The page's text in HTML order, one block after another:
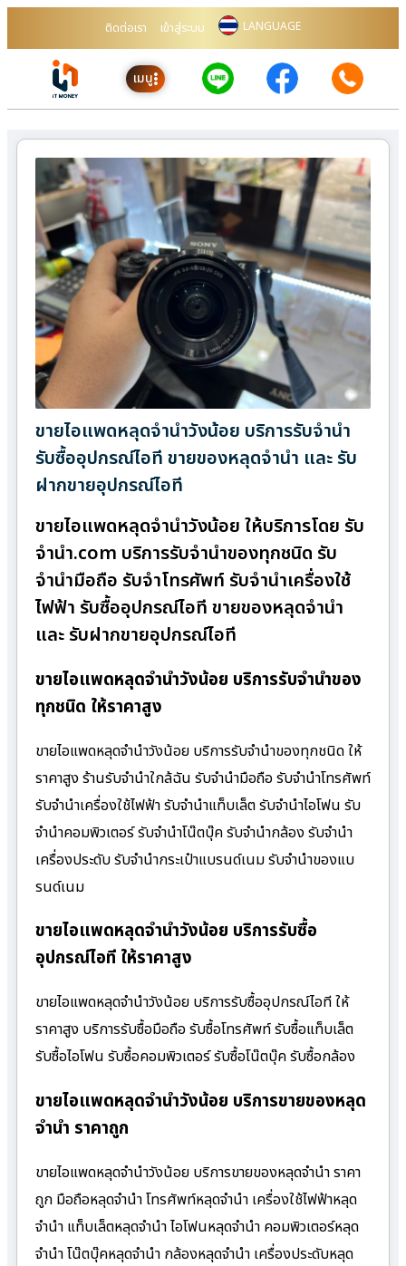
ติดต่อเรา เข้าสู่ระบบ LANGUAGE
เมนู
ขายไอแพดหลุดจำนำวังน้อย บริการรับจำนำ
รับซื้ออุปกรณ์ไอที ขายของหลุดจำนำ และ รับ
ฝากขายอุปกรณ์ไอที
ขายไอแพดหลุดจำนำวังน้อย ให้บริการโดย รับ
จํานํา.com บริการรับจำนำของทุกชนิด รับ
จำนำมือถือ รับจำโทรศัพท์ รับจำนำเครื่องใช้
ไฟฟ้า รับซื้ออุปกรณ์ไอที ขายของหลุดจำนำ
และ รับฝากขายอุปกรณ์ไอที
ขายไอแพดหลุดจำนำวังน้อย บริการรับจำนำของ
ทุกชนิด ให้ราคาสูง
ขายไอแพดหลุดจำนำวังน้อย บริการรับจำนำของทุกชนิด ให้
ราคาสูง ร้านรับจํานําใกล้ฉัน รับจำนำมือถือ รับจำนำโทรศัพท์
รับจำนำเครื่องใช้ไฟฟ้า รับจำนำแท็บเล็ต รับจำนำไอโฟน รับ
จำนำคอมพิวเตอร์ รับจำนำโน๊ตบุ๊ค รับจำนำกล้อง รับจำนำ
เครื่องประดับ รับจำนำกระเป๋าแบรนด์เนม รับจำนำของแบ
รนด์เนม
ขายไอแพดหลุดจำนำวังน้อย บริการรับซื้อ
อุปกรณ์ไอที ให้ราคาสูง
ขายไอแพดหลุดจำนำวังน้อย บริการรับซื้ออุปกรณ์ไอที ให้
ราคาสูง บริการรับซื้อมือถือ รับซื้อโทรศัพท์ รับซื้อแท็บเล็ต
รับซื้อไอโฟน รับซื้อคอมพิวเตอร์ รับซื้อโน๊ตบุ๊ค รับซื้อกล้อง
ขายไอแพดหลุดจำนำวังน้อย บริการขายของหลุด
จำนำ ราคาถูก
ขายไอแพดหลุดจำนำวังน้อย บริการขายของหลุดจำนำ ราคา
ถูก มือถือหลุดจำนำ โทรศัพท์หลุดจำนำ เครื่องใช้ไฟฟ้าหลุด
จำนำ แท็บเล็ตหลุดจำนำ ไอโฟนหลุดจำนำ คอมพิวเตอร์หลุด
จำนำ โน๊ตบุ๊คหลุดจำนำ กล้องหลุดจำนำ เครื่องประดับหลุด